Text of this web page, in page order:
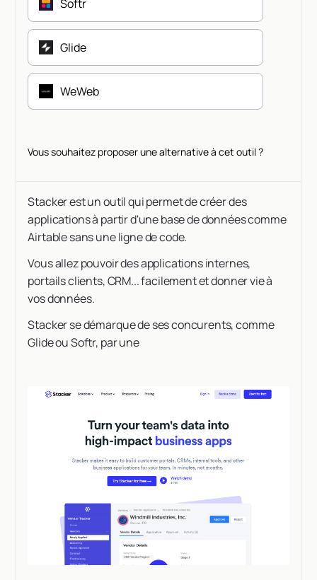
Softr
Glide
WeWeb
Vous souhaitez proposer une alternative à cet outil ?
Stacker est un outil qui permet de créer des
applications à partir d'une base de données comme
Airtable sans une ligne de code.
Vous allez pouvoir des applications internes,
portails clients, CRM... facilement et donner vie à
vos données.
Stacker se démarque de ses concurents, comme
Glide ou Softr, par une